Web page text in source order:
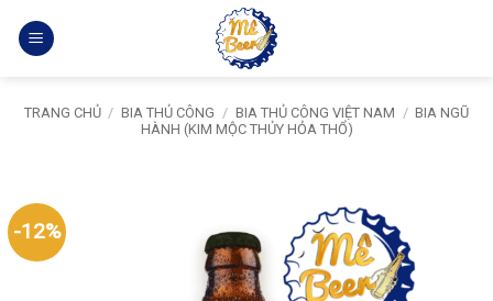
qua
TRANG CHỦ / BIA THỦ CÔNG / BIA THỦ CÔNG VIỆT NAM / BIA NGŨ
HÀNH (KIM MỘC THỦY HỎA THỔ)
-12%